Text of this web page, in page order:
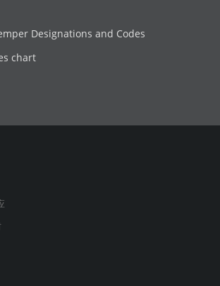
Designations and Codes
chart